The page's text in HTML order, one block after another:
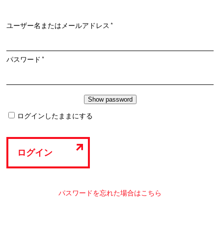
ユーザー名またはメールアドレス*必
パスワード*必
ログインしたままにする
ログイン
パスワードを忘れた場合はこちら